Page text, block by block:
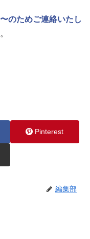
〜のためご連絡いたし
Pinterest
編集部